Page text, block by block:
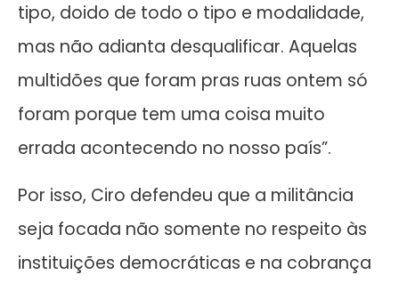
tipo, doido de todo o tipo e modalidade,
mas não adianta desqualificar. Aquelas
multidões que foram pras ruas ontem só
foram porque tem uma coisa muito
errada acontecendo no nosso país”.
Por isso, Ciro defendeu que a militância
seja focada não somente no respeito às
instituições democráticas e na cobrança